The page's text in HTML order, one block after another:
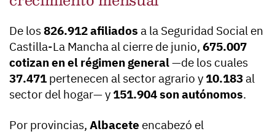
De los826.912 afiliados a la Seguridad Social en
Castilla-La Mancha al cierre de junio, 675.007
cotizan en el régimen general—de los cuales
37.471 pertenecen al sector agrario y 10.183al
sector del hogar— y 151.904 son autónomos.
Por provincias, Albacete encabezó el